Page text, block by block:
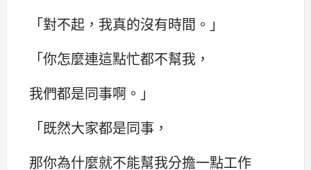
「對不起，我真的沒有時間。」
「你怎麼連這點忙都不幫我，
我們都是同事啊。」
「既然大家都是同事，
那你為什麼就不能幫我分擔一點工作